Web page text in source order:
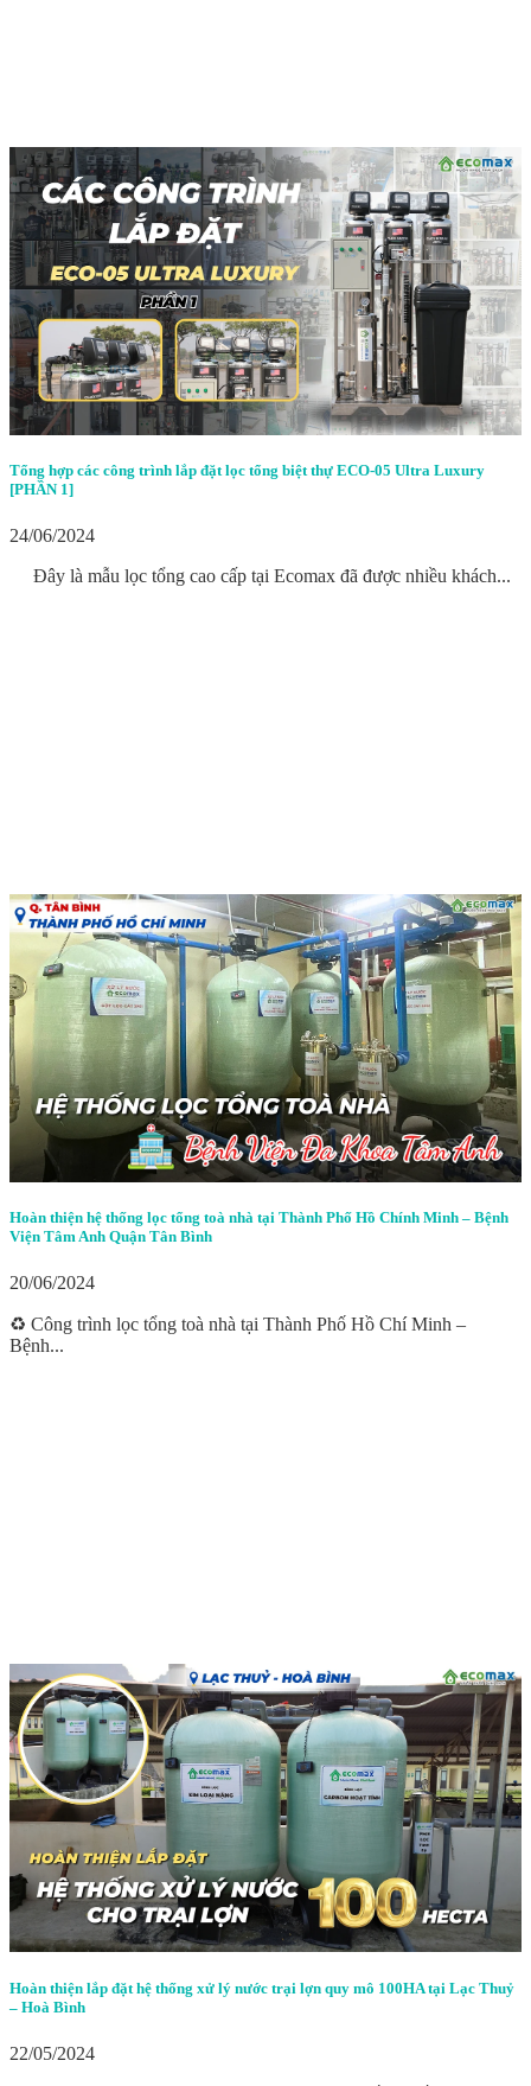
Tổng hợp các công trình lắp đặt lọc tổng biệt thự ECO-05 Ultra Luxury
[PHẦN 1]
24/06/2024
Đây là mẫu lọc tổng cao cấp tại Ecomax đã được nhiều khách...
Hoàn thiện hệ thống lọc tổng toà nhà tại Thành Phố Hồ Chính Minh – Bệnh
Viện Tâm Anh Quận Tân Bình
20/06/2024
♻️ Công trình lọc tổng toà nhà tại Thành Phố Hồ Chí Minh –
Bệnh...
Hoàn thiện lắp đặt hệ thống xử lý nước trại lợn quy mô 100HA tại Lạc Thuỷ
– Hoà Bình
22/05/2024